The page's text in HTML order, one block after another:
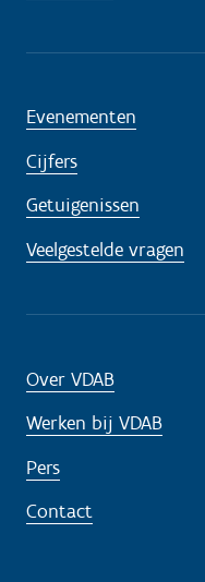
Evenementen
Cijfers
Getuigenissen
Veelgestelde vragen
Over VDAB
Werken bij VDAB
Pers
Contact